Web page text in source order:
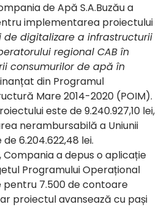
de Apă S.A.Buzău a
implementarea proiectului
de digitalizare a infrastructurii
regional CAB în
consumurilor de apă în
din Programul
Mare 2014-2020 (POIM).
este de 9.240.927,10 lei,
nerambursabilă a Uniunii
6.204.622,48 lei.
Compania a depus o aplicație
Programului Operațional
7.500 de contoare
proiectul avansează cu pași